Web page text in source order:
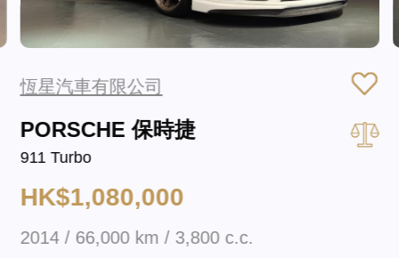
恆星汽車有限公司
PORSCHE 保時捷
911 Turbo
HK$1,080,000
2014 / 66,000 km / 3,800 c.c.